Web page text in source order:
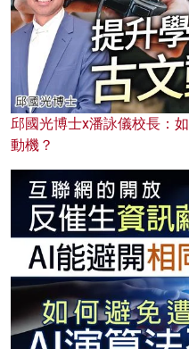
邱國光博士x潘詠儀校長：
動機？